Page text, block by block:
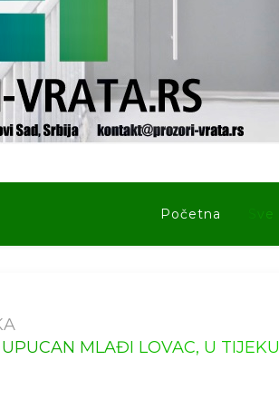
Početna
MLAĐI LOVAC, U